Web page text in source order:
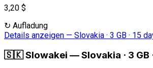
3,20 $
↻ Aufladung
Details anzeigen — Slovakia · 3 GB · 15
🇸🇰Slowakei —Slovakia · 3 GB